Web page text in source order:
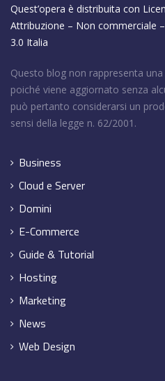
Quest’opera è distribuita con
Attribuzione – Non commerciale
3.0 Italia
Questo blog non rappresenta
poiché viene aggiornato senza
può pertanto considerarsi un
sensi della legge n. 62/2001.
Business
Cloud e Server
Domini
E-Commerce
Guide & Tutorial
Hosting
Marketing
News
Web Design